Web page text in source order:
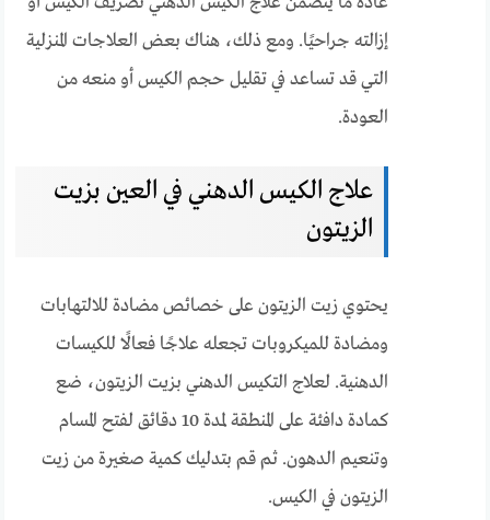
إزالته جراحيًا. ومع ذلك، هناك بعض العلاجات المنزلية
التي قد تساعد في تقليل حجم الكيس أو منعه من
العودة.
علاج الكيس الدهني في العين بزيت
الزيتون
يحتوي زيت الزيتون على خصائص مضادة للالتهابات
ومضادة للميكروبات تجعله علاجًا فعالًا للكيسات
الدهنية. لعلاج التكيس الدهني بزيت الزيتون، ضع
كمادة دافئة على المنطقة لمدة 10 دقائق لفتح المسام
وتنعيم الدهون. ثم قم بتدليك كمية صغيرة من زيت
الزيتون في الكيس.